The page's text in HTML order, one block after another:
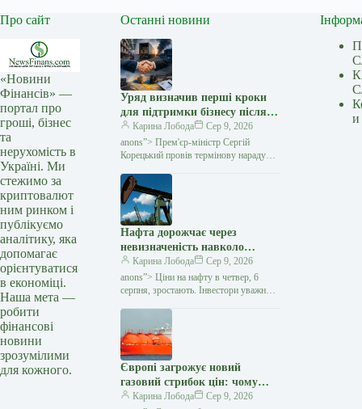
Про сайт
«Новини
Фінансів» —
портал про
гроші, бізнес
та
нерухомість в
Україні. Ми
стежимо за
криптовалют
ним ринком і
публікуємо
аналітику, яка
допомагає
орієнтуватися
в економіці.
Наша мета —
робити
фінансові
новини
зрозумілими
для кожного.
Останні новини
Уряд визначив перші кроки
для підтримки бізнесу після
російських атак — Мінфін
Карина Лобода
Сер 9, 2026
anons”> Прем'єр-міністр Сергій
Корецький провів термінову нараду
та логістичних компаній після серії
російських ударів
Нафта дорожчає через
невизначеність навколо
переговорів Ірану та Оману
— Мінфін
Карина Лобода
Сер 9, 2026
anons”> Ціни на нафту в четвер, 6
серпня, зростають. Інвестори уважно
судноплавства через Ормузьку
протоку,
Європі загрожує новий
газовий стрибок цін: чому
сховища майже порожні перед
Карина Лобода
Сер 9, 2026
и